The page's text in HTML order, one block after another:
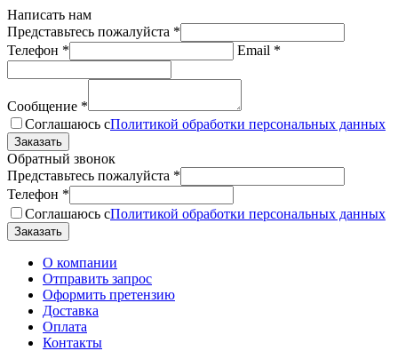
Написать нам
Представьтесь пожалуйста *
Телефон * Email *
Сообщение *
Соглашаюсь сПолитикой обработки персональных данных
Обратный звонок
Представьтесь пожалуйста *
Телефон *
Соглашаюсь сПолитикой обработки персональных данных
О компании
Отправить запрос
Оформить претензию
Доставка
Оплата
Контакты